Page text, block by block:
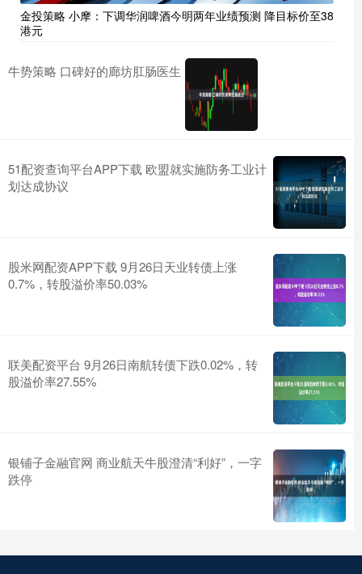
金投策略 小摩：下调华润啤酒今明两年业绩预测 降目标价至38
港元
牛势策略 口碑好的廊坊肛肠医生
51配资查询平台APP下载 欧盟就实施防务工业计
划达成协议
股米网配资APP下载 9月26日天业转债上涨
0.7%，转股溢价率50.03%
联美配资平台 9月26日南航转债下跌0.02%，转
股溢价率27.55%
银铺子金融官网 商业航天牛股澄清“利好”，一字
跌停